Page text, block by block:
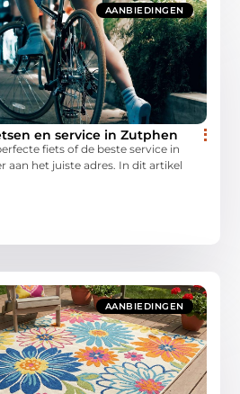
AANBIEDINGEN
en service in Zutphen
fiets of de beste service in
aan het juiste adres. In dit artikel
AANBIEDINGEN